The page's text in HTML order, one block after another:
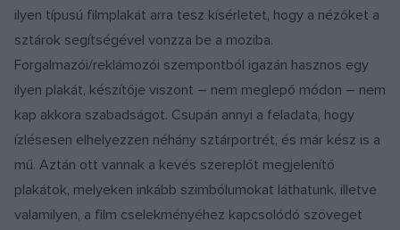
ilyen típusú filmplakát arra tesz kísérletet, hogy a nézőket a
sztárok segítségével vonzza be a moziba.
Forgalmazói/reklámozói szempontból igazán hasznos egy
ilyen plakát, készítője viszont – nem meglepő módon – nem
kap akkora szabadságot. Csupán annyi a feladata, hogy
ízlésesen elhelyezzen néhány sztárportrét, és már kész is a
mű. Aztán ott vannak a kevés szereplőt megjelenítő
plakátok, melyeken inkább szimbólumokat láthatunk, illetve
valamilyen, a film cselekményéhez kapcsolódó szöveget